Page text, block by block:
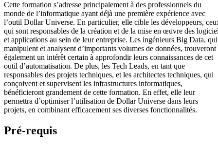
Cette formation s’adresse principalement à des professionnels du
monde de l’informatique ayant déjà une première expérience avec
l’outil Dollar Universe. En particulier, elle cible les développeurs,
qui sont responsables de la création et de la mise en œuvre des
et applications au sein de leur entreprise. Les ingénieurs Big Data, qui
manipulent et analysent d’importants volumes de données, trouveront
également un intérêt certain à approfondir leurs connaissances de cet
outil d’automatisation. De plus, les Tech Leads, en tant que
responsables des projets techniques, et les architectes techniques, qui
conçoivent et supervisent les infrastructures informatiques,
bénéficieront grandement de cette formation. En effet, elle leur
permettra d’optimiser l’utilisation de Dollar Universe dans leurs
projets, en combinant efficacement ses diverses fonctionnalités.
Pré-requis